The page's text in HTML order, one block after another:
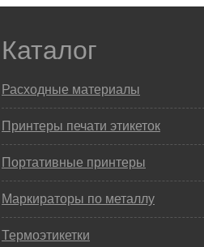
Каталог
Расходные материалы
Принтеры печати этикеток
Портативные принтеры
Маркираторы по металлу
Термоэтикетки